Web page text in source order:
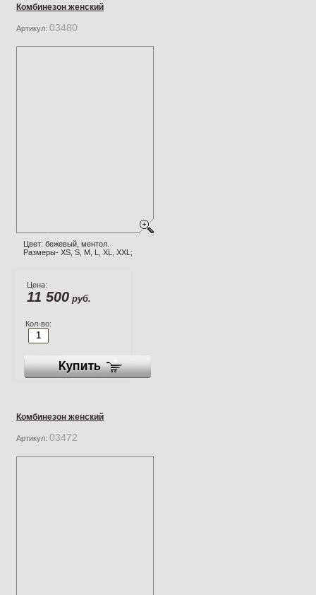
Комбинезон женский
Артикул: 03480
Цвет: бежевый, ментол.
Размеры- XS, S, M, L, XL, XXL;
Цена:
11 500 руб.
Кол-во:
Комбинезон женский
Артикул: 03472